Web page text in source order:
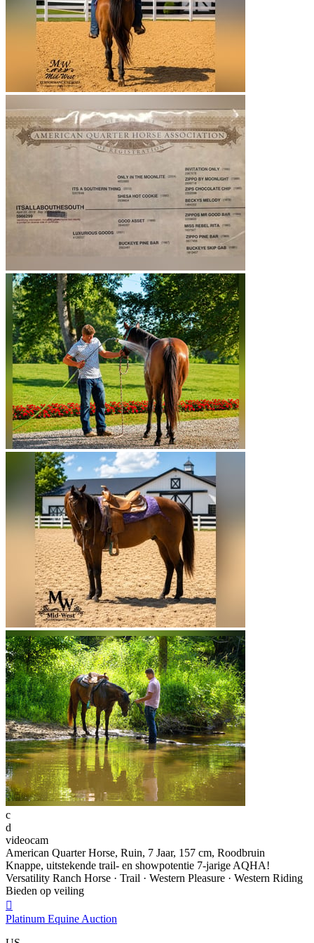
c
d
videocam
American Quarter Horse, Ruin, 7 Jaar, 157 cm, Roodbruin
Knappe, uitstekende trail- en showpotentie 7-jarige AQHA!
Versatility Ranch Horse · Trail · Western Pleasure · Western Riding
Bieden op veiling

Platinum Equine Auction